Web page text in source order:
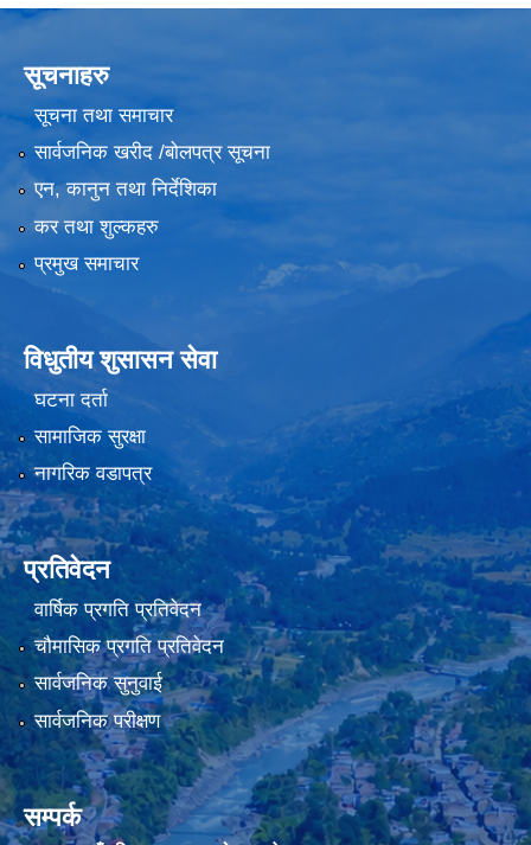
सूचनाहरु
सूचना तथा समाचार
सार्वजनिक खरीद /बोलपत्र सूचना
एन, कानुन तथा निर्देशिका
कर तथा शुल्कहरु
प्रमुख समाचार
विधुतीय शुसासन सेवा
घटना दर्ता
सामाजिक सुरक्षा
नागरिक वडापत्र
प्रतिवेदन
वार्षिक प्रगति प्रतिवेदन
चौमासिक प्रगति प्रतिवेदन
सार्वजनिक सुनुवाई
सार्वजनिक परीक्षण
सम्पर्क